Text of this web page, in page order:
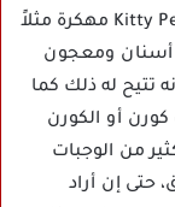
حياة تفاعلية كاملة توفرها لك لعبة Kitty Pet Friend مهكرة مثلاً
أسنان ومعجون
تتيح له ذلك كما
كورن أو الكورن
من الوجبات
حتى إن أراد